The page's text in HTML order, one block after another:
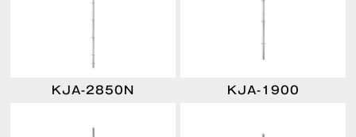
KJA-2850N KJA-1900